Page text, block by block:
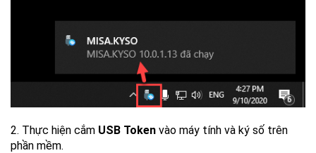
2. Thực hiện cắm USB Token vào máy tính và ký số trên
phần mềm.